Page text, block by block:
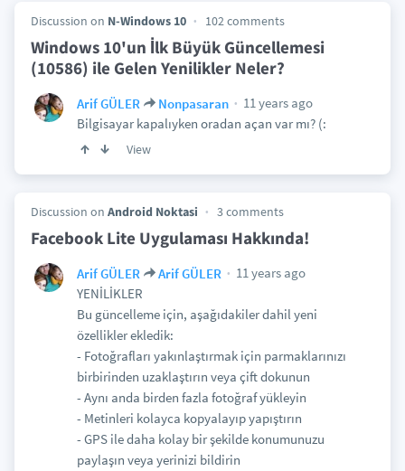
Discussion on N-Windows 10 102 comments
Windows 10'un İlk Büyük Güncellemesi
(10586) ile Gelen Yenilikler Neler?
Arif GÜLER Nonpasaran
11 years ago
Bilgisayar kapalıyken oradan açan var mı? (:
View
Discussion on Android Noktasi 3 comments
Facebook Lite Uygulaması Hakkında!
Arif GÜLER Arif GÜLER
11 years ago
YENİLİKLER
Bu güncelleme için, aşağıdakiler dahil yeni
özellikler ekledik:
- Fotoğrafları yakınlaştırmak için parmaklarınızı
birbirinden uzaklaştırın veya çift dokunun
- Aynı anda birden fazla fotoğraf yükleyin
- Metinleri kolayca kopyalayıp yapıştırın
- GPS ile daha kolay bir şekilde konumunuzu
paylaşın veya yerinizi bildirin